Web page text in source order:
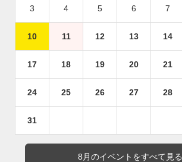
3 4 5 6 7
10 11 12 13 14
17 18 19 20 21
24 25 26 27 28
31
8月のイベントをすべて見る